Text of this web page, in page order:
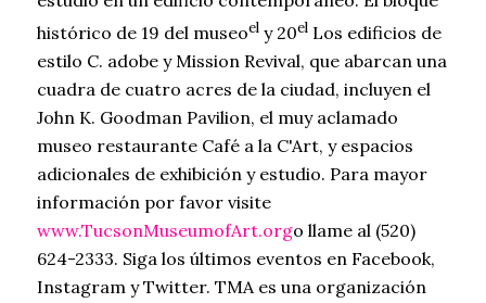
histórico de 19 del museoely 20elLos edificios de
estilo C. adobe y Mission Revival, que abarcan una
cuadra de cuatro acres de la ciudad, incluyen el
John K. Goodman Pavilion, el muy aclamado
museo restaurante Café a la C'Art, y espacios
adicionales de exhibición y estudio. Para mayor
información por favor visite
www.TucsonMuseumofArt.orgo llame al (520)
624-2333. Siga los últimos eventos en Facebook,
Instagram y Twitter. TMA es una organización